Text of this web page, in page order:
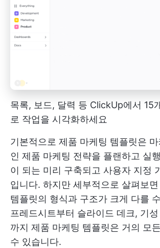
목록, 보드, 달력 등 ClickUp에서 15
로 작업을 시각화하세요
기본적으로 제품 마케팅 템플릿은
인 제품 마케팅 전략을 플랜하고 실
이 되는 미리 구축되고 사용자 지정
입니다. 하지만 세부적으로 살펴보
템플릿의 형식과 구조가 크게 다를
프레드시트부터 슬라이드 데크, 기
까지 제품 마케팅 템플릿은 거의 모
수 있습니다.